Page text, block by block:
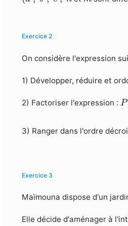
Exercice 2
On considère l'expression
1) Développer, réduire et
2) Factoriser l'expression : P
P
3) Ranger dans l'ordre
Exercice 3
Maïmouna dispose d'un
Elle décide d'aménager à